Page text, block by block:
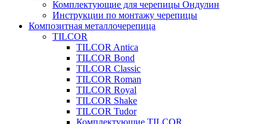
Комплектующие для черепицы Ондулин
Инструкции по монтажу черепицы
Композитная металлочерепица
TILCOR
TILCOR Antica
TILCOR Bond
TILCOR Classic
TILCOR Roman
TILCOR Royal
TILCOR Shake
TILCOR Tudor